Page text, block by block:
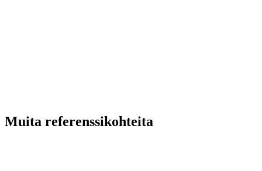
Muita referenssikohteita